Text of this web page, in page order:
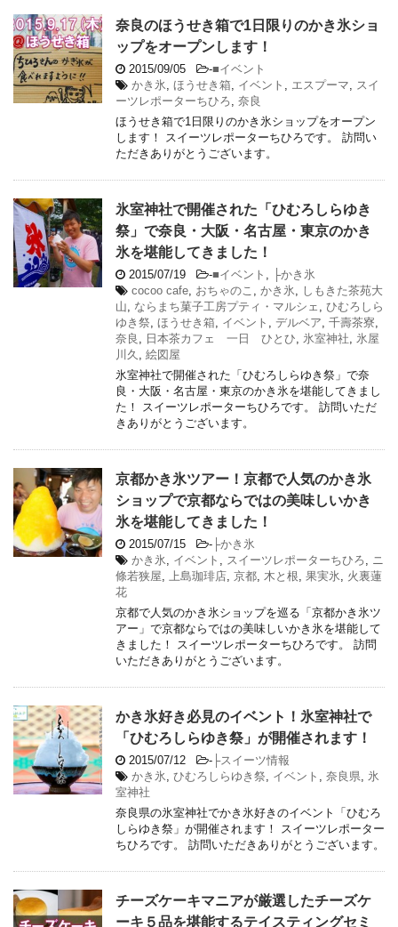
奈良のほうせき箱で1日限りのかき氷ショ
ップをオープンします！
2015/09/05 -■イベント
かき氷, ほうせき箱, イベント , エスプーマ, スイ
ーツレポーターちひろ , 奈良
ほうせき箱で1日限りのかき氷ショップをオープン
します！ スイーツレポーターちひろです。 訪問い
ただきありがとうございます。
氷室神社で開催された「ひむろしらゆき
祭」で奈良・大阪・名古屋・東京のかき
氷を堪能してきました！
2015/07/19 -■イベント ,
├かき氷
cocoo cafe, おちゃのこ , かき氷, しもきた茶苑大
山, ならまち菓子工房プティ・マルシェ , ひむろしら
ゆき祭, ほうせき箱, イベント , デルベア, 千壽茶寮,
奈良 , 日本茶カフェ 一日 ひとひ, 氷室神社, 氷屋
川久 , 絵図屋
氷室神社で開催された「ひむろしらゆき祭」で奈
良・大阪・名古屋・東京のかき氷を堪能してきまし
た！ スイーツレポーターちひろです。 訪問いただ
きありがとうございます。
京都かき氷ツアー！京都で人気のかき氷
ショップで京都ならではの美味しいかき
氷を堪能してきました！
2015/07/15 - ├かき氷
かき氷, イベント , スイーツレポーターちひろ , ニ
條若狭屋, 上島珈琲店, 京都, 木と根, 果実氷, 火裏蓮
花
京都で人気のかき氷ショップを巡る「京都かき氷ツ
アー」で京都ならではの美味しいかき氷を堪能して
きました！ スイーツレポーターちひろです。 訪問
いただきありがとうございます。
かき氷好き必見のイベント！氷室神社で
「ひむろしらゆき祭」が開催されます！
2015/07/12 - ├スイーツ情報
かき氷, ひむろしらゆき祭, イベント , 奈良県, 氷
室神社
奈良県の氷室神社でかき氷好きのイベント「ひむろ
しらゆき祭」が開催されます！ スイーツレポーター
ちひろです。 訪問いただきありがとうございます。
チーズケーキマニアが厳選したチーズケ
ーキ５品を堪能するテイスティングセミ